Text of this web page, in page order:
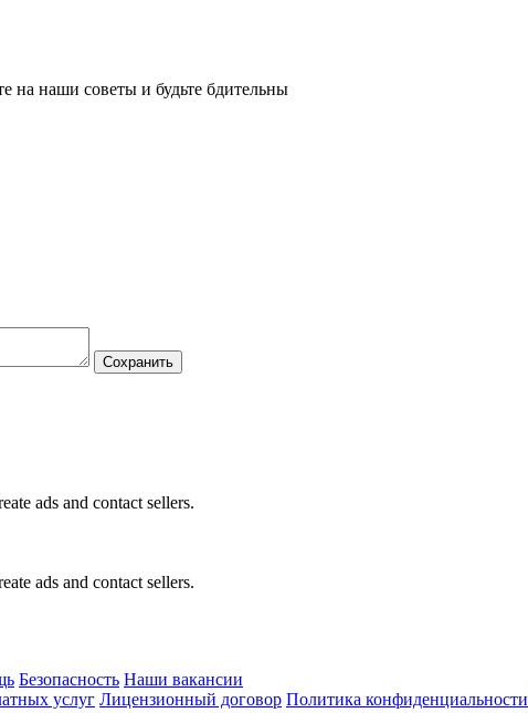
на наши советы и будьте бдительны
ads and contact sellers.
ads and contact sellers.
Безопасность Наши вакансии
услуг Лицензионный договор Политика конфиденциальности